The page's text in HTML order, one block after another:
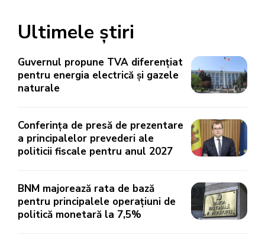
Ultimele știri
Guvernul propune TVA diferențiat
pentru energia electrică și gazele
naturale
Conferința de presă de prezentare
a principalelor prevederi ale
politicii fiscale pentru anul 2027
BNM majorează rata de bază
pentru principalele operațiuni de
politică monetară la 7,5%